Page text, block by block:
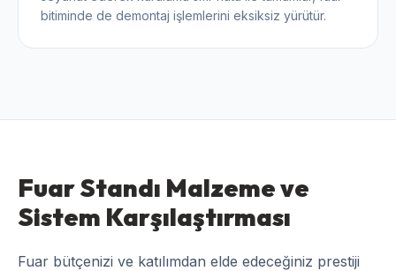
bitiminde de demontaj işlemlerini eksiksiz yürütür.
Fuar Standı Malzeme ve
Sistem Karşılaştırması
Fuar bütçenizi ve katılımdan elde edeceğiniz prestiji